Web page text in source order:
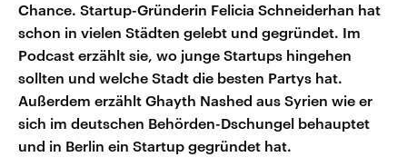
Chance. Startup-Gründerin Felicia Schneiderhan hat
schon in vielen Städten gelebt und gegründet. Im
Podcast erzählt sie, wo junge Startups hingehen
sollten und welche Stadt die besten Partys hat.
Außerdem erzählt Ghayth Nashed aus Syrien wie er
sich im deutschen Behörden-Dschungel behauptet
und in Berlin ein Startup gegründet hat.